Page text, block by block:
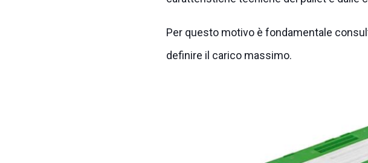
Per questo motivo è fondamentale
definire il carico massimo.